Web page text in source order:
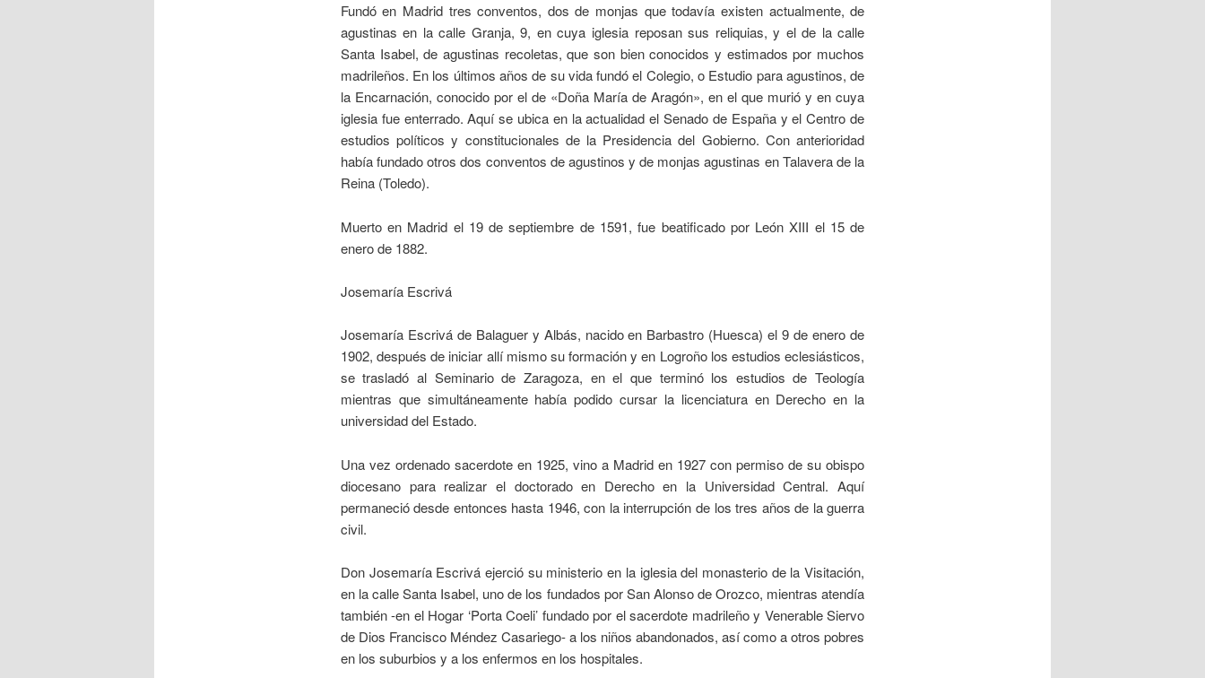
Fundó en Madrid tres conventos, dos de monjas que todavía existen actualmente, de
agustinas en la calle Granja, 9, en cuya iglesia reposan sus reliquias, y el de la calle
Santa Isabel, de agustinas recoletas, que son bien conocidos y estimados por muchos
madrileños. En los últimos años de su vida fundó el Colegio, o Estudio para agustinos, de
la Encarnación, conocido por el de «Doña María de Aragón», en el que murió y en cuya
iglesia fue enterrado. Aquí se ubica en la actualidad el Senado de España y el Centro de
estudios políticos y constitucionales de la Presidencia del Gobierno. Con anterioridad
había fundado otros dos conventos de agustinos y de monjas agustinas en Talavera de la
Reina (Toledo).
Muerto en Madrid el 19 de septiembre de 1591, fue beatificado por León XIII el 15 de
enero de 1882.
Josemaría Escrivá
Josemaría Escrivá de Balaguer y Albás, nacido en Barbastro (Huesca) el 9 de enero de
1902, después de iniciar allí mismo su formación y en Logroño los estudios eclesiásticos,
se trasladó al Seminario de Zaragoza, en el que terminó los estudios de Teología
mientras que simultáneamente había podido cursar la licenciatura en Derecho en la
universidad del Estado.
Una vez ordenado sacerdote en 1925, vino a Madrid en 1927 con permiso de su obispo
diocesano para realizar el doctorado en Derecho en la Universidad Central. Aquí
permaneció desde entonces hasta 1946, con la interrupción de los tres años de la guerra
civil.
Don Josemaría Escrivá ejerció su ministerio en la iglesia del monasterio de la Visitación,
en la calle Santa Isabel, uno de los fundados por San Alonso de Orozco, mientras atendía
también -en el Hogar ‘Porta Coeli’ fundado por el sacerdote madrileño y Venerable Siervo
de Dios Francisco Méndez Casariego- a los niños abandonados, así como a otros pobres
en los suburbios y a los enfermos en los hospitales.